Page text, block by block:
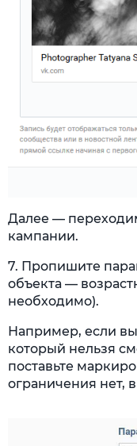
Далее —
кампании.
7. Пропишите
объекта —
необходимо).
Например, если
который нельзя
поставьте
ограничения нет,